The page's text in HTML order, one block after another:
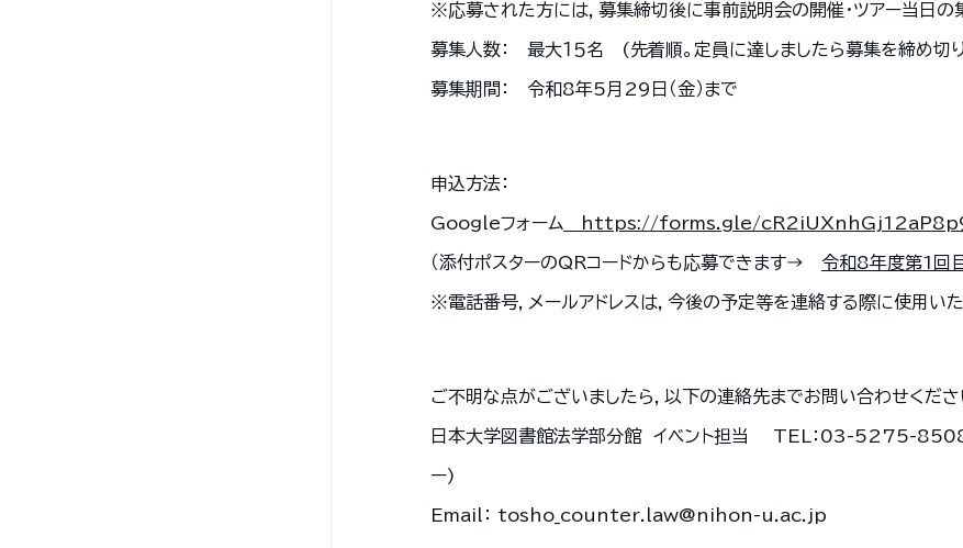
※応募された方には，募集締切後に事前説明会の開催・ツアー当日の
募集人数： 最大１５名 (先着順。定員に達しましたら募集を締め切
募集期間： 令和8年5月29日（金）まで
申込方法：
Googleフォーム https://forms.gle/
（添付ポスターのQRコードからも応募できます→ 令和8年度第1回
※電話番号，メールアドレスは，今後の予定等を連絡する際に使用いた
ご不明な点がございましたら，以下の連絡先までお問い合わせくださ
日本大学図書館法学部分館 イベント担当 TEL：03-5275-
ー)
Email： tosho_counter.law@nihon-u.ac.jp